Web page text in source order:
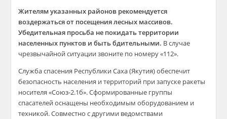
Жителям указанных районов рекомендуется
воздержаться от посещения лесных массивов.
Убедительная просьба не покидать территории
населенных пунктов и быть бдительными. В случае
чрезвычайной ситуации звоните по номеру «112».
Служба спасения Республики Саха (Якутия) обеспечит
безопасность населения и территорий при запуске ракеты
носителя «Союз-2.1б». Сформированные группы
спасателей оснащены необходимым оборудованием и
техникой. Совместно с другими ведомствами